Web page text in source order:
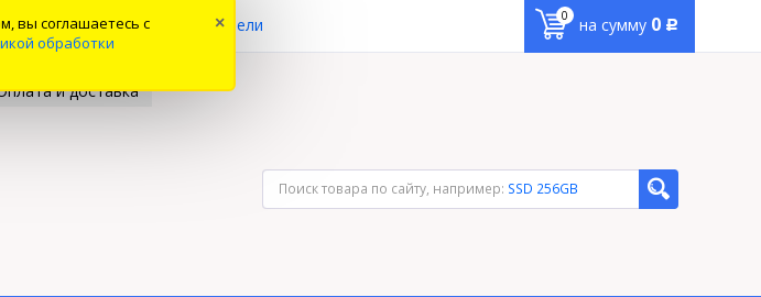
вы соглашаетесь с
обработки
×
Вы смотрели 0 на сумму 0 Р
и доставка
Поиск товара по сайту, например: SSD 256GB